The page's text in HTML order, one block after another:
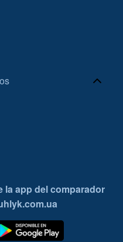
la app del comparador